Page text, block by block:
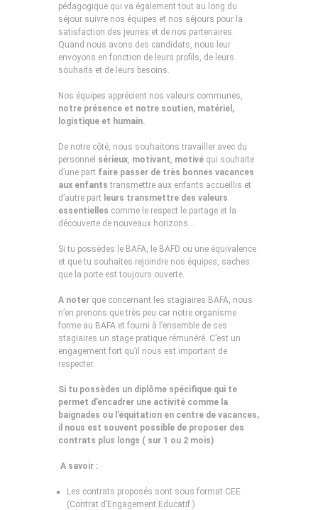
pédagogique qui va également tout au long du
séjour suivre nos équipes et nos séjours pour la
satisfaction des jeunes et de nos partenaires.
Quand nous avons des candidats, nous leur
envoyons en fonction de leurs profils, de leurs
souhaits et de leurs besoins.
Nos équipes apprécient nos valeurs communes,
notre présence et notre soutien, matériel,
logistique et humain.
De notre côté, nous souhaitons travailler avec du
personnel sérieux motivant motivé qui souhaite
d’une part faire passer de très bonnes vacances
aux enfants transmettre aux enfants accueillis et
d’autre part leurs transmettre des valeurs
essentielles comme le respect le partage et la
découverte de nouveaux horizons…
Si tu possèdes le BAFA, le BAFD ou une équivalence
et que tu souhaites rejoindre nos équipes, saches
que la porte est toujours ouverte.
A noter que concernant les stagiaires BAFA, nous
n’en prenons que très peu car notre organisme
forme au BAFA et fourni à l’ensemble de ses
stagiaires un stage pratique rémunéré. C’est un
engagement fort qu’il nous est important de
respecter.
Si tu possèdes un diplôme spécifique qui te
permet d’encadrer une activité comme la
baignades ou l’équitation en centre de vacances,
il nous est souvent possible de proposer des
contrats plus longs ( sur 1 ou 2 mois)
A savoir :
Les contrats proposés sont sous format CEE
(Contrat d’Engagement Educatif )